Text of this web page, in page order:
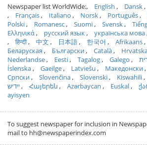
Newspaper list WorldWide: English Dansk
Français
Italiano Norsk Português
Polski
Romanesc Suomi Svensk
Ελληνικά
русский язык українська мова
हिन्दी
中文 日本語 한국어 Afrikaans
Беларуская
Български Català
Nederlandse
Eesti Tagalog Galego
Íslenska
Gaeilge Latviešu Македонски
Српски
Slovenčina Slovenski Kiswahili
ייִדיש
Հայերեն Azərbaycan Euskal
ayisyen
To suggest newspaper for inclusion in
mail to hh@newspaperindex.com